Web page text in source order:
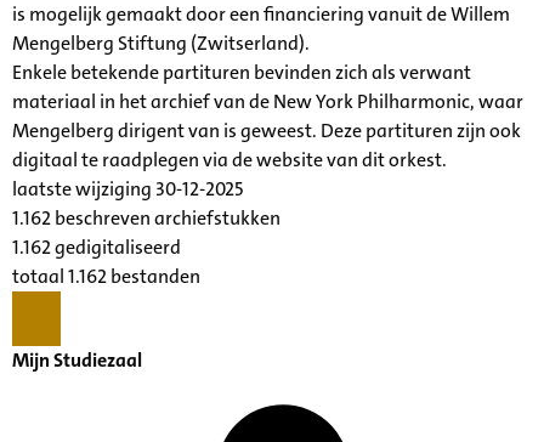
is mogelijk gemaakt door een financiering vanuit de Willem
Mengelberg Stiftung (Zwitserland).
Enkele betekende partituren bevinden zich als verwant
materiaal in het archief van de New York Philharmonic, waar
Mengelberg dirigent van is geweest. Deze partituren zijn ook
digitaal te raadplegen via de website van dit orkest.
laatste wijziging 30-12-2025
1.162 beschreven archiefstukken
1.162 gedigitaliseerd
totaal 1.162 bestanden
Mijn Studiezaal